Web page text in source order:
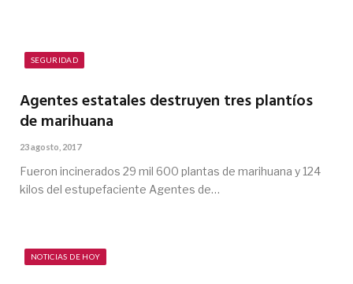
SEGURIDAD
Agentes estatales destruyen tres plantíos
de marihuana
23 agosto, 2017
Fueron incinerados 29 mil 600 plantas de marihuana y 124
kilos del estupefaciente Agentes de…
NOTICIAS DE HOY